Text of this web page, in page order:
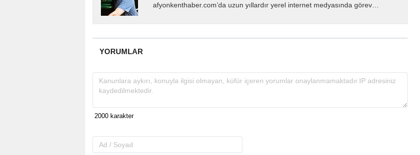
afyonkenthaber.com’da uzun yıllardır yerel internet medyasında görev
YORUMLAR